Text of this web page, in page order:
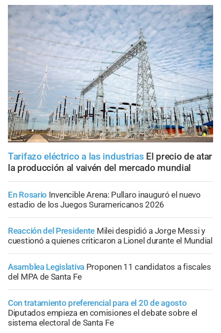
Tarifazo eléctrico a las industrias El precio de atar
la producción al vaivén del mercado mundial
En Rosario Invencible Arena: Pullaro inauguró el nuevo
estadio de los Juegos Suramericanos 2026
Reacción del Presidente Milei despidió a Jorge Messi y
cuestionó a quienes criticaron a Lionel durante el Mundial
Asamblea Legislativa Proponen 11 candidatos a fiscales
del MPA de Santa Fe
Con tratamiento preferencial para el 20 de agosto
Diputados empieza en comisiones el debate sobre el
sistema electoral de Santa Fe